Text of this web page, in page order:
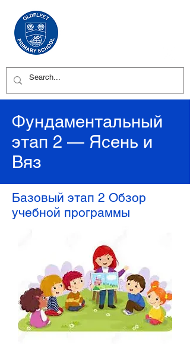
Фундаментальный
этап 2 — Ясень и
Вяз
Базовый этап 2 Обзор
учебной программы